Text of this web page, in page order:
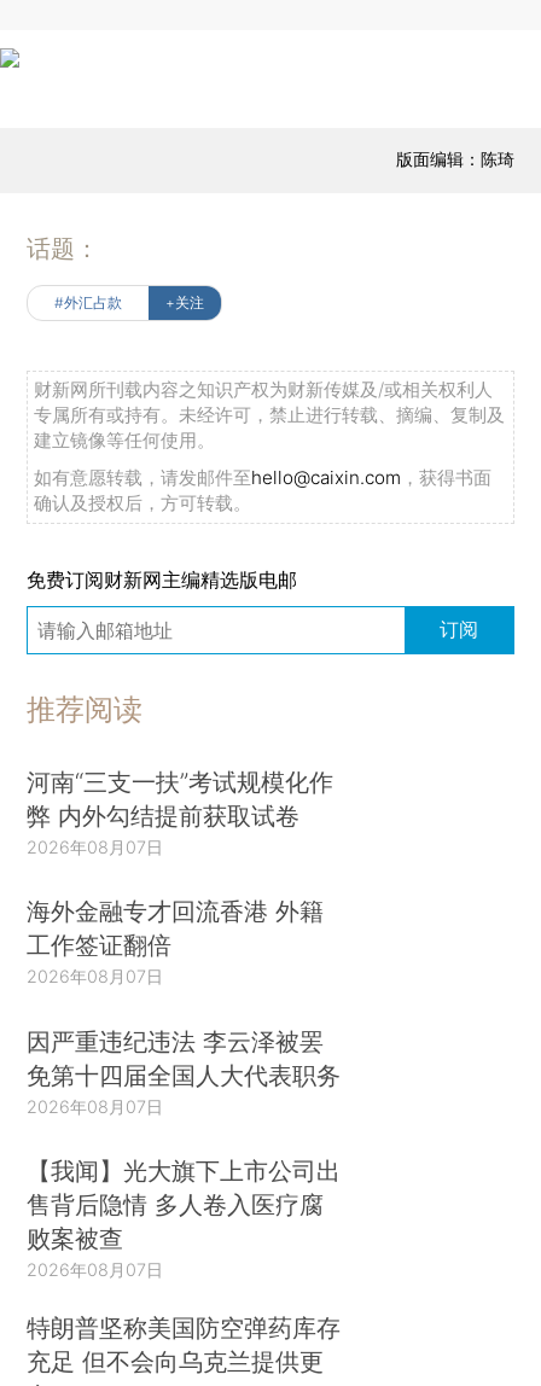
版面编辑：陈琦
话题：
#外汇占款 +关注
财新网所刊载内容之知识产权为财新传媒及/或相关权利人
专属所有或持有。未经许可，禁止进行转载、摘编、复制及
建立镜像等任何使用。
如有意愿转载，请发邮件至hello@caixin.com ，获得书面
确认及授权后，方可转载。
免费订阅财新网主编精选版电邮
订阅
推荐阅读
河南“三支一扶”考试规模化作
弊 内外勾结提前获取试卷
2026年08月07日
海外金融专才回流香港 外籍
工作签证翻倍
2026年08月07日
因严重违纪违法 李云泽被罢
免第十四届全国人大代表职务
2026年08月07日
【我闻】光大旗下上市公司出
售背后隐情 多人卷入医疗腐
败案被查
2026年08月07日
特朗普坚称美国防空弹药库存
充足 但不会向乌克兰提供更